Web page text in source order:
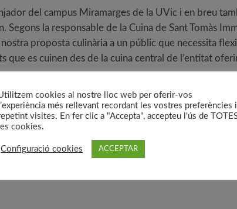
del campus Miramarges de la UVic i en breu
Segons la responsable de la Cuina de Sant Tomàs
proposta culinària a un públic que necessita
que es cuinen des de la cuina central de l’entitat
amb un quiosc autònom digital d’aliments
les instal·lacions de la UVic estiguin obertes. Les
amb targeta de crèdit a través de la pantalla tàctil
cookies al nostre lloc web per oferir-vos
l’experiència més rellevant recordant les vostres preferències i
visites. En fer clic a "Accepta", accepteu l'ús de
les cookies.
Configuració cookies ACCEPTAR